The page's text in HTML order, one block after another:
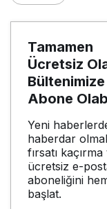
Tamamen
Ücretsiz
Bültenimize
Abone
Yeni
haberdar
fırsatı kaçırma
ücretsiz e-
aboneliğini
başlat.